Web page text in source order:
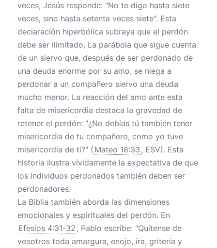
veces, Jesús responde: "No te digo hasta siete
veces, sino hasta setenta veces siete". Esta
declaración hiperbólica subraya que el perdón
debe ser ilimitado. La parábola que sigue cuenta
de un siervo que, después de ser perdonado de
una deuda enorme por su amo, se niega a
perdonar a un compañero siervo una deuda
mucho menor. La reacción del amo ante esta
falta de misericordia destaca la gravedad de
retener el perdón: "¿No debías tú también tener
misericordia de tu compañero, como yo tuve
misericordia de ti?" ( Mateo 18:33 , ESV). Esta
historia ilustra vívidamente la expectativa de que
los individuos perdonados también deben ser
perdonadores.
La Biblia también aborda las dimensiones
emocionales y espirituales del perdón. En
Efesios 4:31-32 , Pablo escribe: "Quítense de
vosotros toda amargura, enojo, ira, gritería y